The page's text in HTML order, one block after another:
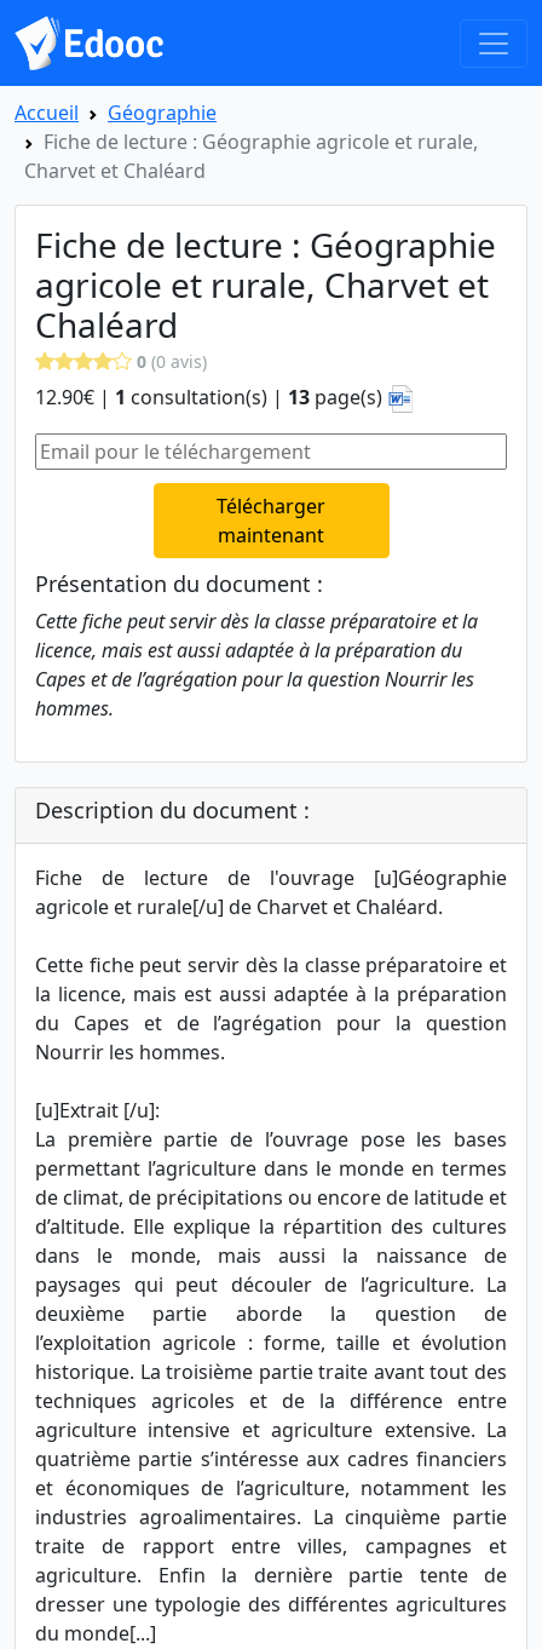
Accueil
Géographie
Fiche de lecture : Géographie agricole et rurale,
Charvet et Chaléard
Fiche de lecture : Géographie
agricole et rurale, Charvet et
Chaléard
0 (0 avis)
12.90€ | 1 consultation(s) | 13 page(s)
Télécharger
maintenant
Présentation du document :
Cette fiche peut servir dès la classe préparatoire et la
licence, mais est aussi adaptée à la préparation du
Capes et de l’agrégation pour la question Nourrir les
hommes.
Description du document :
Fiche de lecture de l'ouvrage [u]Géographie
agricole et rurale[/u] de Charvet et Chaléard.
Cette fiche peut servir dès la classe préparatoire et
la licence, mais est aussi adaptée à la préparation
du Capes et de l’agrégation pour la question
Nourrir les hommes.
[u]Extrait [/u]:
La première partie de l’ouvrage pose les bases
permettant l’agriculture dans le monde en termes
de climat, de précipitations ou encore de latitude et
d’altitude. Elle explique la répartition des cultures
dans le monde, mais aussi la naissance de
paysages qui peut découler de l’agriculture. La
deuxième partie aborde la question de
l’exploitation agricole : forme, taille et évolution
historique. La troisième partie traite avant tout des
techniques agricoles et de la différence entre
agriculture intensive et agriculture extensive. La
quatrième partie s’intéresse aux cadres financiers
et économiques de l’agriculture, notamment les
industries agroalimentaires. La cinquième partie
traite de rapport entre villes, campagnes et
agriculture. Enfin la dernière partie tente de
dresser une typologie des différentes agricultures
du monde[...]